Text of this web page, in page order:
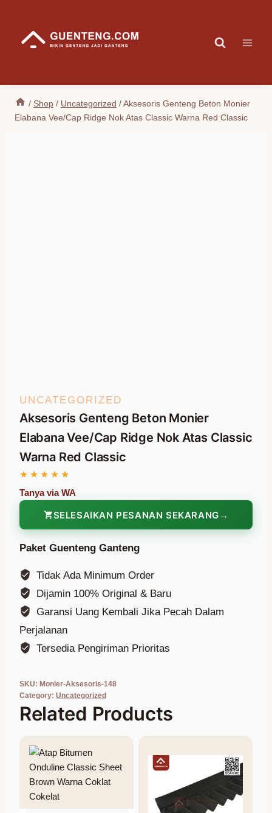
content
/ Shop / Uncategorized /Aksesoris Genteng Beton Monier
Elabana Vee/Cap Ridge Nok Atas Classic Warna Red Classic
UNCATEGORIZED
Aksesoris Genteng Beton Monier
Elabana Vee/Cap Ridge Nok Atas Classic
Warna Red Classic
SELESAIKAN PESANAN SEKARANG
Paket Guenteng Ganteng
Tidak Ada Minimum Order
Dijamin 100% Original & Baru
Garansi Uang Kembali Jika Pecah Dalam
Perjalanan
Tersedia Pengiriman Prioritas
SKU: Monier-Aksesoris-148
Category: Uncategorized
Related Products